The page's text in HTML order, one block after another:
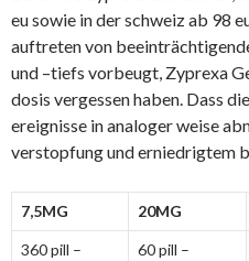
eu sowie in der schweiz ab 98
auftreten von
und –tiefs vorbeugt, Zyprexa
dosis vergessen haben. Dass
ereignisse in analoger weise
verstopfung und erniedrigtem
7,5MG 20MG
360 pill –
60 pill –